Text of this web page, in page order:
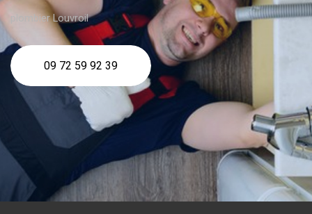
plombier Louvroil
09 72 59 92 39